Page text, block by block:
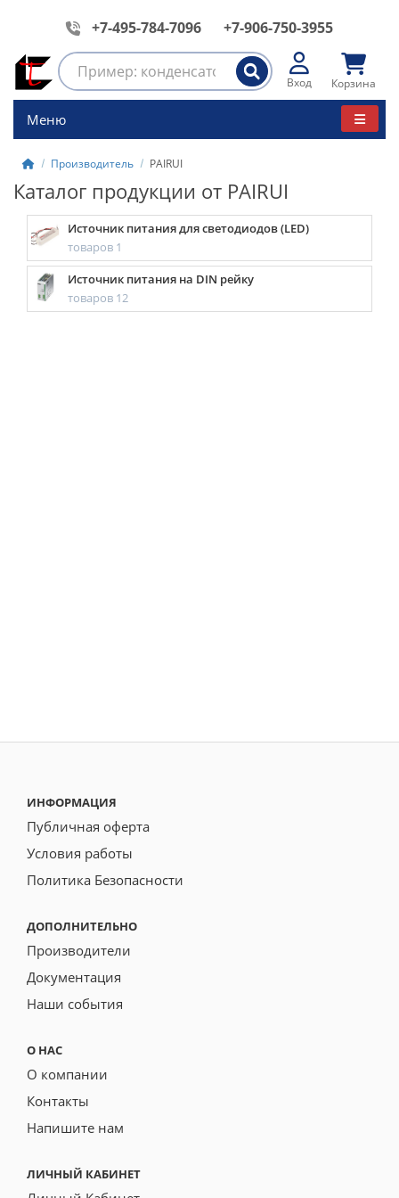
+7-495-784-7096 +7-906-750-3955
Вход Корзина
Меню
Производитель PAIRUI
Каталог продукции от PAIRUI
Источник питания для светодиодов (LED)
товаров 1
Источник питания на DIN рейку
товаров 12
ИНФОРМАЦИЯ
Публичная оферта
Условия работы
Политика Безопасности
ДОПОЛНИТЕЛЬНО
Производители
Документация
Наши события
О НАС
О компании
Контакты
Напишите нам
ЛИЧНЫЙ КАБИНЕТ